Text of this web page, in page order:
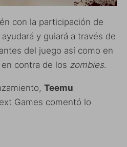
con la participación de
y guiará a través de
del juego así como en
contra de los zombies.
Teemu
Games comentó lo